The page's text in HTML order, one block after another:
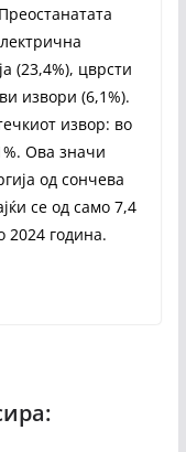
(23,4%), цврсти
извори (6,1%).
извор: во
Ова значи
од сончева
се од само 7,4
2024 година.